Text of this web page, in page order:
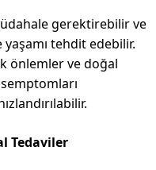
gerektirebilir ve
tehdit edebilir.
önlemler ve doğal
Tedaviler